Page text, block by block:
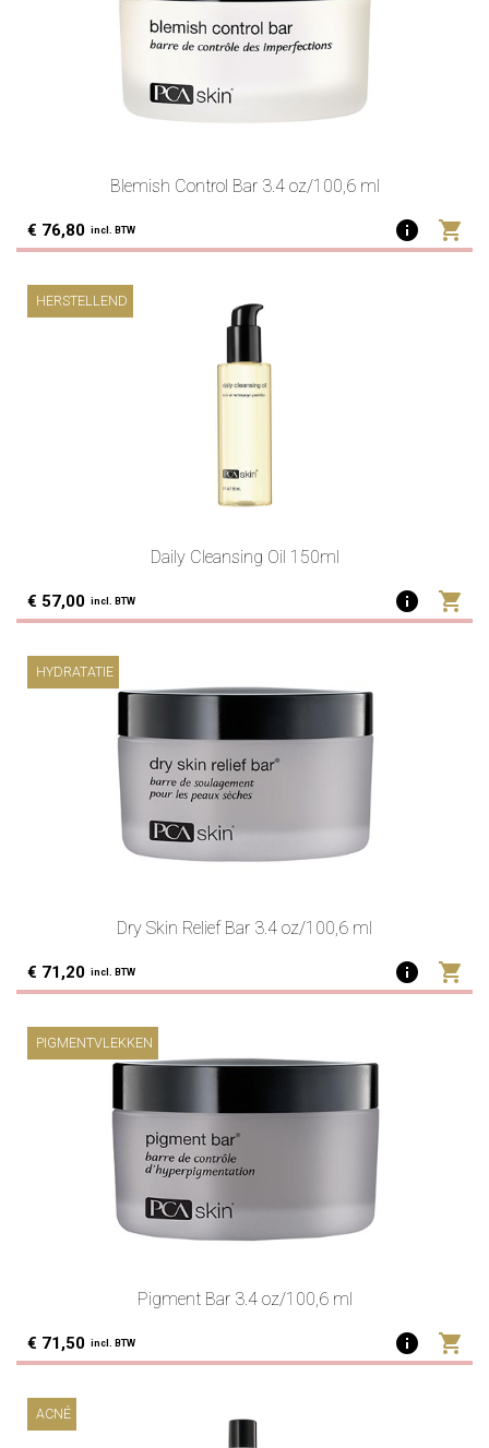
Blemish Control Bar 3.4 oz/100,6 ml
€ 76,80 incl. BTW info shopping_cart
HERSTELLEND
Daily Cleansing Oil 150ml
€ 57,00 incl. BTW info shopping_cart
HYDRATATIE
Dry Skin Relief Bar 3.4 oz/100,6 ml
€ 71,20 incl. BTW info shopping_cart
PIGMENTVLEKKEN
Pigment Bar 3.4 oz/100,6 ml
€ 71,50 incl. BTW info shopping_cart
ACNÉ